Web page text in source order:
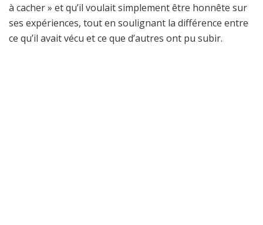
à cacher » et qu’il voulait simplement être honnête sur
ses expériences, tout en soulignant la différence entre
ce qu’il avait vécu et ce que d’autres ont pu subir.